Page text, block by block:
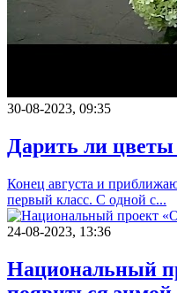
30-08-2023, 09:35
Дарить ли цветы
Конец августа и
первый класс. С одной с...
24-08-2023, 13:36
Национальный